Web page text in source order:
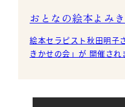
おとなの絵本よみ
絵本セラピスト秋田明子
きかせの会」が 開催されました。 毎回テ